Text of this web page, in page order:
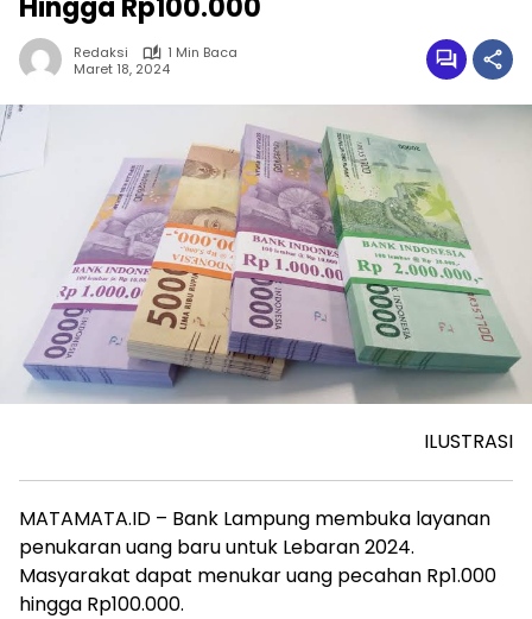
Hingga Rp100.000
Redaksi
1 Min Baca
Maret 18, 2024
ILUSTRASI
MATAMATA.ID – Bank Lampung membuka layanan
penukaran uang baru untuk Lebaran 2024.
Masyarakat dapat menukar uang pecahan Rp1.000
hingga Rp100.000.